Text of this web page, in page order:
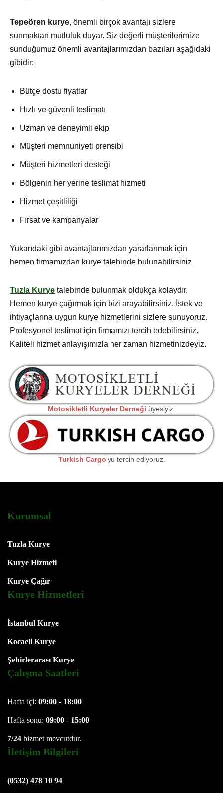
Tepeören kurye, önemli birçok avantajı sizlere
sunmaktan mutluluk duyar. Siz değerli müşterilerimize
sunduğumuz önemli avantajlarımızdan bazıları aşağıdaki
gibidir:
Bütçe dostu fiyatlar
Hızlı ve güvenli teslimatı
Uzman ve deneyimli ekip
Müşteri memnuniyeti prensibi
Müşteri hizmetleri desteği
Bölgenin her yerine teslimat hizmeti
Hizmet çeşitliliği
Fırsat ve kampanyalar
Yukarıdaki gibi avantajlarımızdan yararlanmak için
hemen firmamızdan kurye talebinde bulunabilirsiniz.
Tuzla Kurye talebinde bulunmak oldukça kolaydır.
Hemen kurye çağırmak için bizi arayabilirsiniz. İstek ve
ihtiyaçlarına uygun kurye hizmetlerini sizlere sunuyoruz.
Profesyonel teslimat için firmamızı tercih edebilirsiniz.
Kaliteli hizmet anlayışımızla her zaman hizmetinizdeyiz.
Motosikletli Kuryeler Derneği üyesiyiz.
Turkish Cargo‘yu tercih ediyoruz.
Kurumsal
Tuzla Kurye
Kurye Hizmeti
Kurye Çağır
Kurye Hizmetleri
İstanbul Kurye
Kocaeli Kurye
Şehirlerarası Kurye
Çalışma Saatleri
Hafta içi: 09:00 - 18:00
Hafta sonu: 09:00 - 15:00
7/24 hizmet mevcutdur.
İletişim Bilgileri
(0532) 478 10 94